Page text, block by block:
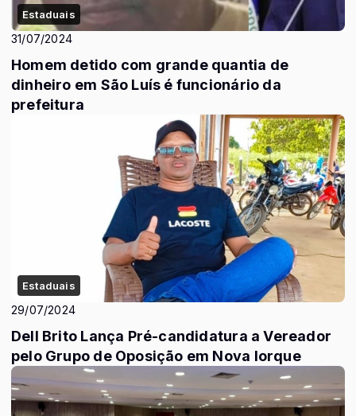
Estaduais
31/07/2024
Homem detido com grande quantia de
dinheiro em São Luís é funcionário da
prefeitura
Estaduais
29/07/2024
Dell Brito Lança Pré-candidatura a Vereador
pelo Grupo de Oposição em Nova Iorque